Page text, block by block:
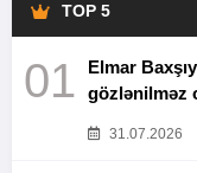
TOP 5
01
Elmar
gözlənilməz
31.07.2026